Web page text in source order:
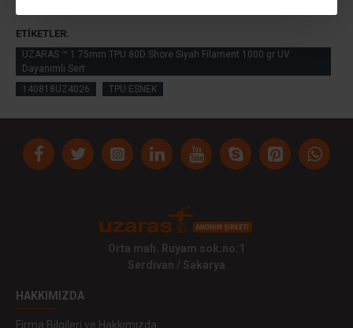
ETIKETLER:
UZARAS ™ 1.75mm TPU 80D Shore Siyah Filament 1000 gr UV
Dayanımlı Sert
140818UZ4026
TPU ESNEK
Orta mah. Ruyam sok.no:1
Serdivan / Sakarya
HAKKIMIZDA
Firma Bilgileri ve Hakkımızda